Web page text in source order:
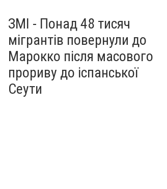
ЗМІ - Понад 48 тисяч
мігрантів повернули до
Марокко після масового
прориву до іспанської
Сеути